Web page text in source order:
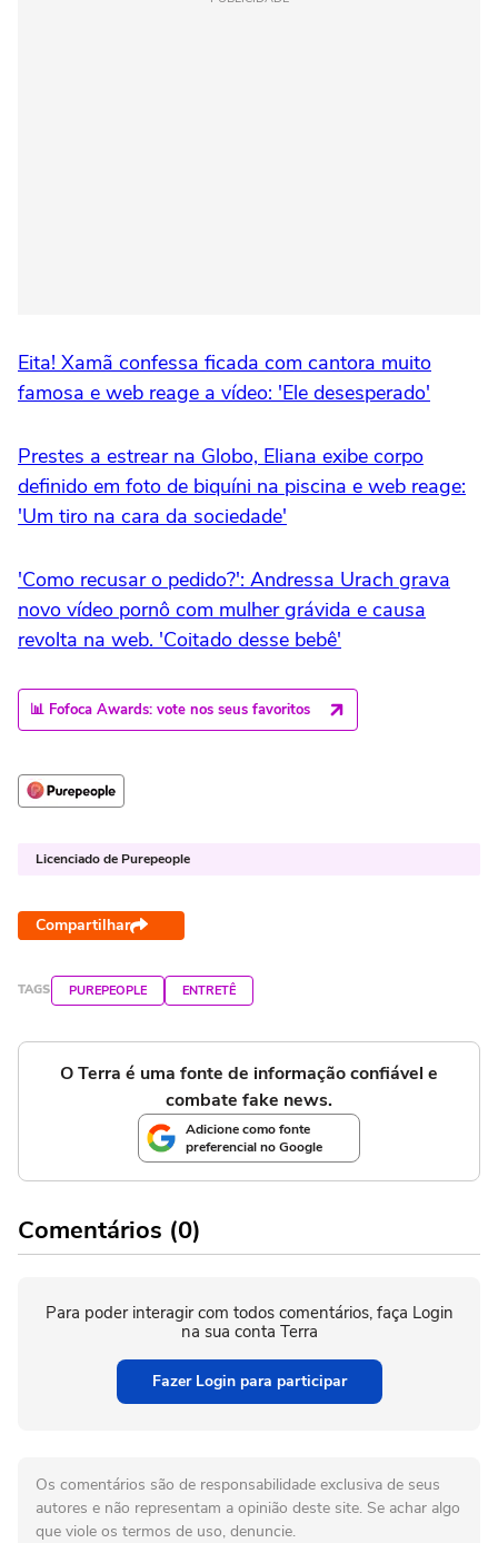
Eita! Xamã confessa ficada com cantora muito
famosa e web reage a vídeo: 'Ele desesperado'
Prestes a estrear na Globo, Eliana exibe corpo
definido em foto de biquíni na piscina e web reage:
'Um tiro na cara da sociedade'
'Como recusar o pedido?': Andressa Urach grava
novo vídeo pornô com mulher grávida e causa
revolta na web. 'Coitado desse bebê'
📊 Fofoca Awards: vote nos seus favoritos
Licenciado de Purepeople
Compartilhar
TAGS PUREPEOPLE ENTRETÊ
O Terra é uma fonte de informação confiável e
combate fake news.
Adicione como fonte
preferencial no Google
Comentários (0)
Para poder interagir com todos comentários, faça Login
na sua conta Terra
Fazer Login para participar
Os comentários são de responsabilidade exclusiva de seus
autores e não representam a opinião deste site. Se achar algo
que viole os termos de uso, denuncie.